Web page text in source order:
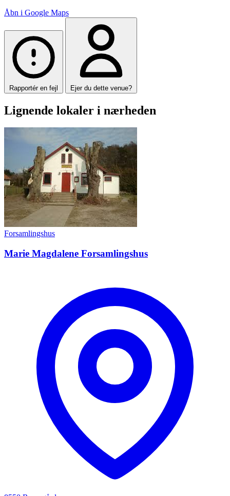
Åbn i Google Maps
Rapportér en fejl Ejer du dette venue?
Lignende lokaler i nærheden
Forsamlingshus
Marie Magdalene Forsamlingshus